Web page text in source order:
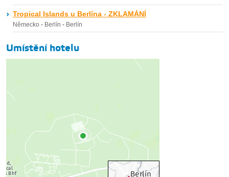
Tropical Islands u Berlína - ZKLAMÁNÍ
Německo - Berlín - Berlín
Umístění hotelu